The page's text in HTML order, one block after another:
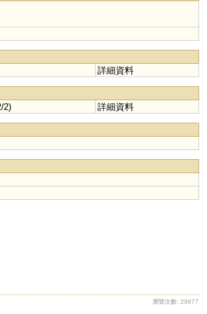
詳細資料
2) 詳細資料
瀏覽次數: 29877